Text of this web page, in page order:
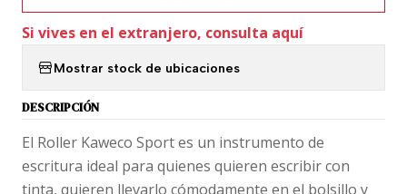
Si vives en el extranjero, consulta aquí
Mostrar stock de ubicaciones
DESCRIPCIÓN
El Roller Kaweco Sport es un instrumento de
escritura ideal para quienes quieren escribir con
tinta, quieren llevarlo cómodamente en el bolsillo y